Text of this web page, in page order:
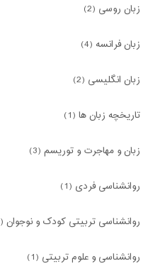
زبان روسی (2)
زبان فرانسه (4)
زبان انگلیسی (2)
تاریخچه زبان ها (1)
زبان و مهاجرت و توریسم (3)
روانشناسی فردی (1)
روانشناسی تربیتی کودک و نوجوان (2)
روانشناسی و علوم تربیتی (1)